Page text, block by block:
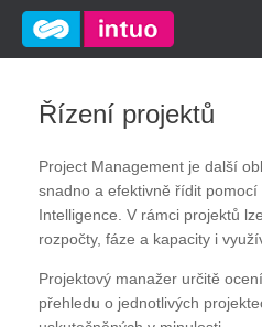
Řízení projektů
Project Management je další
snadno a efektivně řídit
Intelligence. V rámci projektů
rozpočty, fáze a kapacity i
Projektový manažer určitě
přehledu o jednotlivých